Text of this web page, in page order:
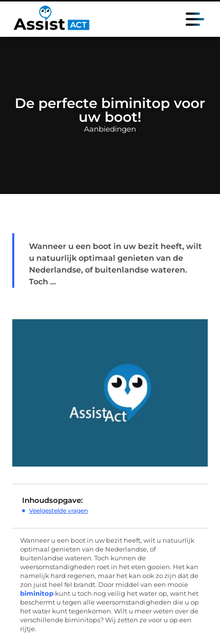
De perfecte biminitop voor
uw boot!
Aanbiedingen
Wanneer u een boot in uw bezit heeft, wilt
u natuurlijk optimaal genieten van de
Nederlandse, of buitenlandse wateren.
Toch ...
Inhoudsopgave:
Veelgestelde vragen
Wanneer u een boot in uw bezit heeft, wilt u natuurlijk
optimaal genieten van de Nederlandse, of
buitenlandse wateren. Toch kunnen de
weersomstandigheden roet in het eten gooien. Het kan
namelijk hard regenen, maar het kan ook zo zijn dat de
zon juist heel fel brandt. Door middel van een mooie
biminitop kunt u toch nog veilig het water op, want het
beschermt u tegen alle weersomstandigheden die u op
het water kunt tegenkomen. Wilt u meer weten over de
verschillende biminitops? Wij zetten ze voor u op een
rijtje.